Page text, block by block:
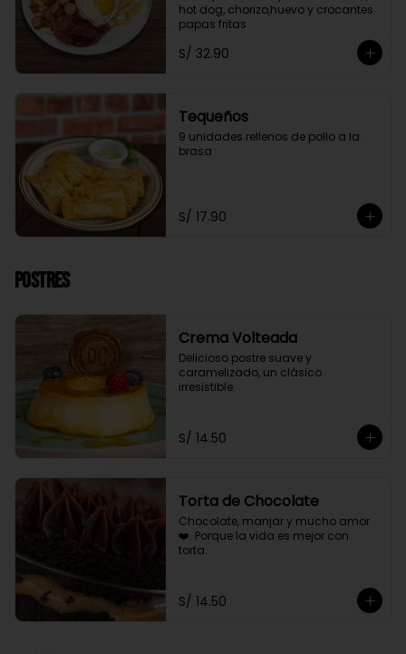
hot dog, chorizo,huevo y crocantes
papas fritas
S/ 32.90
Tequeños
9 unidades rellenos de pollo a la
brasa
S/ 17.90
Postres
Crema Volteada
Delicioso postre suave y
caramelizado, un clásico
irresistible.
S/ 14.50
Torta de Chocolate
Chocolate, manjar y mucho amor
❤️. Porque la vida es mejor con
torta.
S/ 14.50